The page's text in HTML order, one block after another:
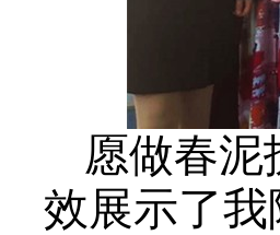
愿做春泥
效展示了